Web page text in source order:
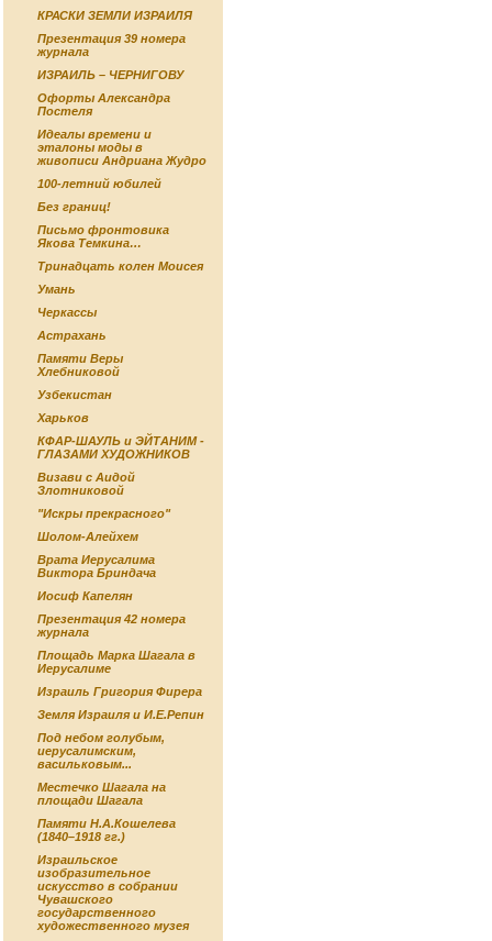
КРАСКИ ЗЕМЛИ ИЗРАИЛЯ
Презентация 39 номера
журнала
ИЗРАИЛЬ – ЧЕРНИГОВУ
Офорты Александра
Постеля
Идеалы времени и
эталоны моды в
живописи Андриана Жудро
100-летний юбилей
Без границ!
Письмо фронтовика
Якова Темкина…
Тринадцать колен Моисея
Умань
Черкассы
Астрахань
Памяти Веры
Хлебниковой
Узбекистан
Харьков
КФАР-ШАУЛЬ и ЭЙТАНИМ -
ГЛАЗАМИ ХУДОЖНИКОВ
Визави с Аидой
Злотниковой
"Искры прекрасного"
Шолом-Алейхем
Врата Иерусалима
Виктора Бриндача
Иосиф Капелян
Презентация 42 номера
журнала
Площадь Марка Шагала в
Иерусалиме
Израиль Григория Фирера
Земля Израиля и И.Е.Репин
Под небом голубым,
иерусалимским,
васильковым...
Местечко Шагала на
площади Шагала
Памяти Н.А.Кошелева
(1840–1918 гг.)
Израильское
изобразительное
искусство в собрании
Чувашского
государственного
художественного музея